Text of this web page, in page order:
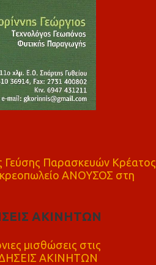
Γεύσης Παρασκευών Κρέατος
ΑΝΟΥΣΟΣ στη
ΑΚΙΝΗΤΩΝ
μισθώσεις στις
ΑΚΙΝΗΤΩΝ